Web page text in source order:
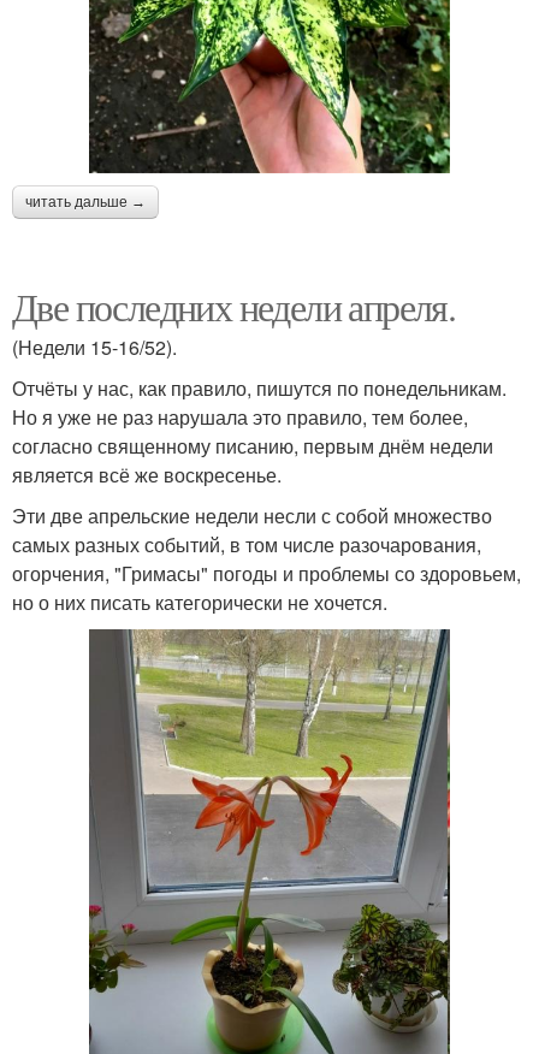
читать дальше →
Две последних недели апреля.
(Недели 15-16/52).
Отчёты у нас, как правило, пишутся по понедельникам.
Но я уже не раз нарушала это правило, тем более,
согласно священному писанию, первым днём недели
является всё же воскресенье.
Эти две апрельские недели несли с собой множество
самых разных событий, в том числе разочарования,
огорчения, "Гримасы" погоды и проблемы со здоровьем,
но о них писать категорически не хочется.